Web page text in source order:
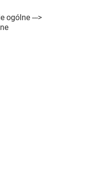
ogólne --->